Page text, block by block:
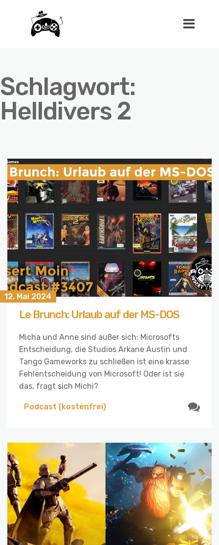
Schlagwort:
Helldivers 2
12. Mai 2024
Le Brunch: Urlaub auf der MS-DOS
Micha und Anne sind außer sich: Microsofts
Entscheidung, die Studios Arkane Austin und
Tango Gameworks zu schließen ist eine krasse
Fehlentscheidung von Microsoft! Oder ist sie
das, fragt sich Michi?
Podcast (kostenfrei)